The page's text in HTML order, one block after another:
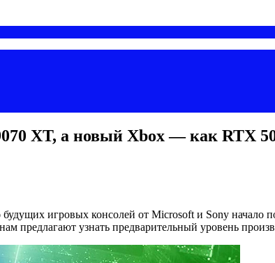
XT, а новый Xbox — как RTX
игровых консолей от Microsoft и Sony
предлагают узнать предварительный уровень